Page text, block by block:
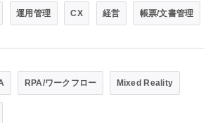
運用管理 CX 経営 帳票/文書管理
RPA/ワークフロー Mixed Reality